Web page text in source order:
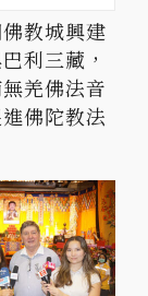
教城興建
利三藏，
羌佛法音
佛陀教法